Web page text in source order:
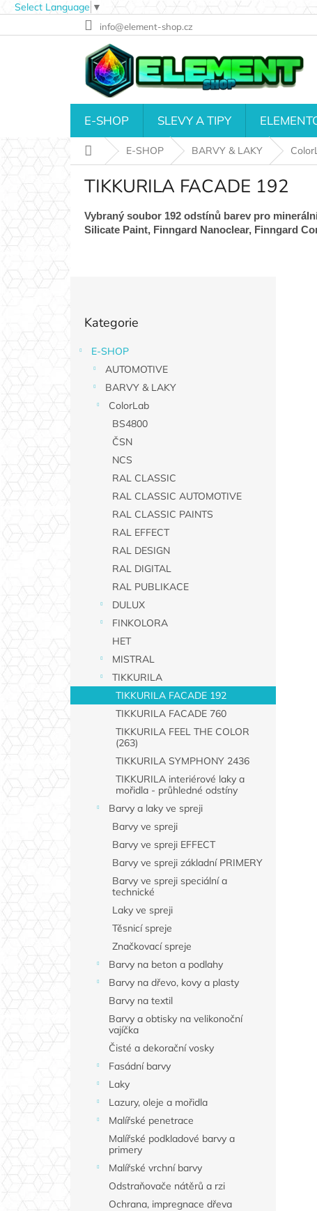
Select Language ▼
na
info@element-shop.cz
E-SHOP SLEVY A TIPY
Domů E-SHOP BARVY & LAKY
TIKKURILA FACADE 192
Vybraný soubor 192 odstínů barev pro
Silicate Paint, Finngard Nanoclear, Finngard
e
l
kategorie
Kategorie
E-SHOP
AUTOMOTIVE
BARVY & LAKY
ColorLab
BS4800
ČSN
NCS
RAL CLASSIC
RAL CLASSIC AUTOMOTIVE
RAL CLASSIC PAINTS
RAL EFFECT
RAL DESIGN
RAL DIGITAL
RAL PUBLIKACE
DULUX
FINKOLORA
HET
MISTRAL
TIKKURILA
TIKKURILA FACADE 192
TIKKURILA FACADE 760
TIKKURILA FEEL THE COLOR
(263)
TIKKURILA SYMPHONY 2436
TIKKURILA interiérové laky a
mořidla - průhledné odstíny
Barvy a laky ve spreji
Barvy ve spreji
Barvy ve spreji EFFECT
Barvy ve spreji základní PRIMERY
Barvy ve spreji speciální a
technické
Laky ve spreji
Těsnicí spreje
Značkovací spreje
Barvy na beton a podlahy
Barvy na dřevo, kovy a plasty
Barvy na textil
Barvy a obtisky na velikonoční
vajíčka
Čisté a dekorační vosky
Fasádní barvy
Laky
Lazury, oleje a mořidla
Malířské penetrace
Malířské podkladové barvy a
primery
Malířské vrchní barvy
Odstraňovače nátěrů a rzi
Ochrana, impregnace dřeva